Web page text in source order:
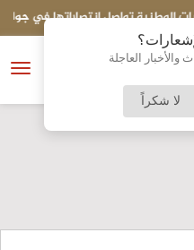
والأخبار العاجلة
لا شكراً
في جولة غرب آسيا للكرة الطائرة
فتح
النسخة الكاملة